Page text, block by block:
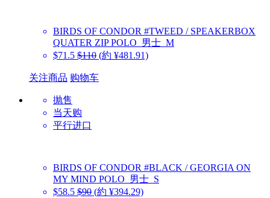
BIRDS OF CONDOR #TWEED / SPEAKERBOX
QUATER ZIP POLO_男士_M
$71.5 $110 (約 ¥481.91)
关注商品 购物车
抛售
当天购
平行进口
BIRDS OF CONDOR #BLACK / GEORGIA ON
MY MIND POLO_男士_S
$58.5 $90 (約 ¥394.29)